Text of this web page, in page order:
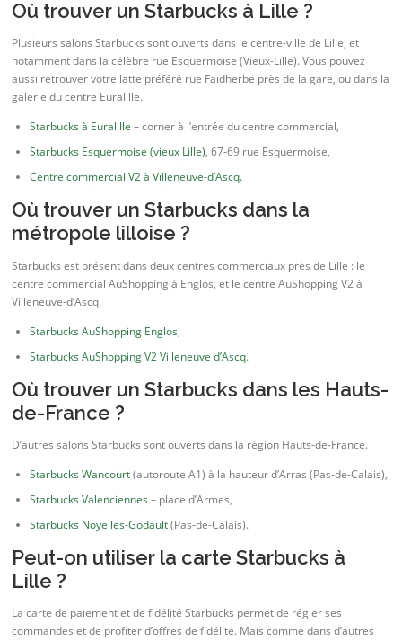
Où trouver un Starbucks à Lille ?
Plusieurs salons Starbucks sont ouverts dans le centre-ville de Lille, et
notamment dans la célèbre rue Esquermoise (Vieux-Lille). Vous pouvez
aussi retrouver votre latte préféré rue Faidherbe près de la gare, ou dans la
galerie du centre Euralille.
Starbucks à Euralille – corner à l’entrée du centre commercial,
Starbucks Esquermoise (vieux Lille), 67-69 rue Esquermoise,
Centre commercial V2 à Villeneuve-d’Ascq.
Où trouver un Starbucks dans la
métropole lilloise ?
Starbucks est présent dans deux centres commerciaux près de Lille : le
centre commercial AuShopping à Englos, et le centre AuShopping V2 à
Villeneuve-d’Ascq.
Starbucks AuShopping Englos,
Starbucks AuShopping V2 Villeneuve d’Ascq.
Où trouver un Starbucks dans les Hauts-
de-France ?
D’autres salons Starbucks sont ouverts dans la région Hauts-de-France.
Starbucks Wancourt(autoroute A1) à la hauteur d’Arras (Pas-de-Calais),
Starbucks Valenciennes – place d’Armes,
Starbucks Noyelles-Godault(Pas-de-Calais).
Peut-on utiliser la carte Starbucks à
Lille ?
La carte de paiement et de fidélité Starbucks permet de régler ses
commandes et de profiter d’offres de fidélité. Mais comme dans d’autres